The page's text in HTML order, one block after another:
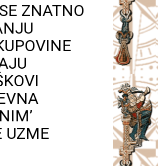
ZNATNO
UZME